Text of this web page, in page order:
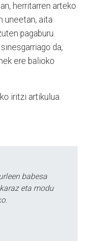
herritarren arteko
uneetan, aita
pagaburu.
da,
ere balioko
iritzi artikulua.
babesa
eta modu